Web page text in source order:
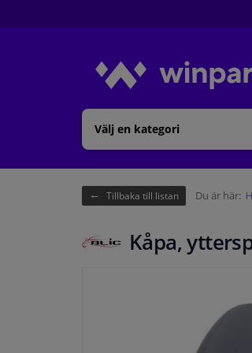
Välj en kategori
Tillbaka till listan Du är här:
Kåpa,